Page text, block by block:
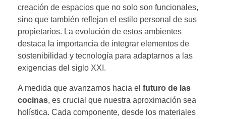
creación de espacios que no solo son funcionales,
sino que también reflejan el estilo personal de sus
propietarios. La evolución de estos ambientes
destaca la importancia de integrar elementos de
sostenibilidad y tecnología para adaptarnos a las
exigencias del siglo XXI.
A medida que avanzamos hacia el futuro de las
cocinas, es crucial que nuestra aproximación sea
holística. Cada componente, desde los materiales